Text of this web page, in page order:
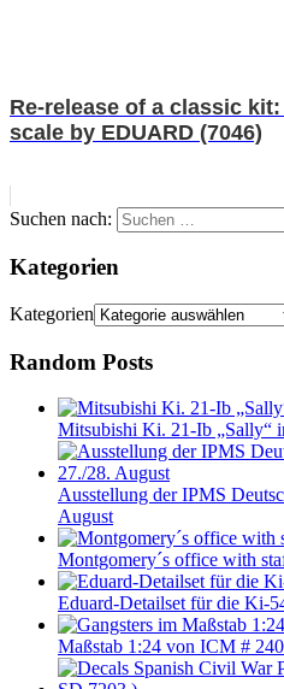
Re-release of a classic
scale by EDUARD (7046)
Suchen nach:
Kategorien
Kategorien
Random Posts
Mitsubishi Ki. 21-Ib „Sally“
Ausstellung der IPMS
August
Montgomery´s office with
Eduard-Detailset für die Ki-
Maßstab 1:24 von ICM #